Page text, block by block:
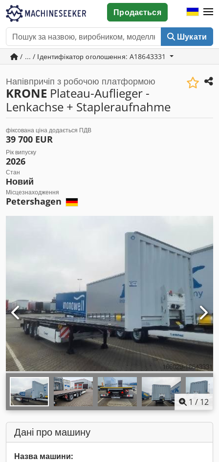
Шукати
Продається
/ ... / Ідентифікатор оголошення: A18643331
Напівпричіп з робочою платформою
KRONE Plateau-Auflieger -
Lenkachse + Stapleraufnahme
фіксована ціна додається ПДВ
39 700 EUR
Рік випуску
2026
Стан
Новий
Місцезнаходження
Petershagen
1 / 12
Дані про машину
Назва машини: